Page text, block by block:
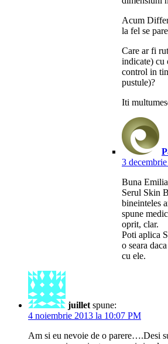
Acum
la fel se
Care ar fi
indicate) cu
control in
pustule)?
Iti
3
Buna
Serul Skin
bineinteles
spune
oprit, clar.
Poti aplica
o seara
cu ele.
juillet spune:
4 noiembrie 2013 la 10:07 PM
Am si eu nevoie de o parere….Desi